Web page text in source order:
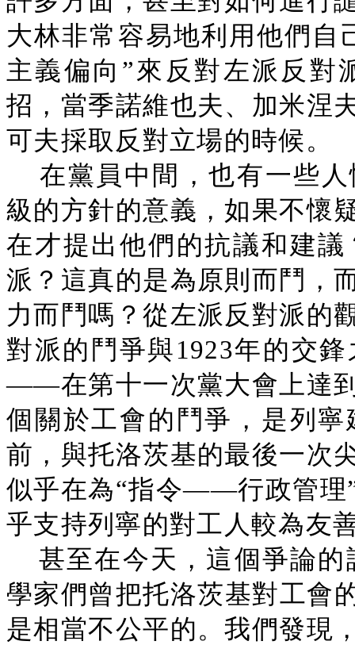
大林非常容易地利用他們自
主義偏向”來反對左派反對
招，當季諾維也夫、加米涅
可夫採取反對立場的時候。
在黨員中間，也有一些
級的方針的意義，如果不懷
在才提出他們的抗議和建
派？這真的是為原則而鬥，
力而鬥嗎？從左派反對派的
對派的鬥爭與1923年的交
——在第十一次黨大會上達
個關於工會的鬥爭，是列
前，與托洛茨基的最後一次
似乎在為“指令——行政管理
乎支持列寧的對工人較為友
甚至在今天，這個爭論
學家們曾把托洛茨基對工會
是相當不公平的。我們發現